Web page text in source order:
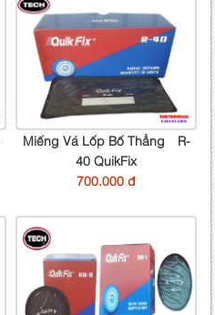
Miếng Vá Lốp Bố Thẳng R-
40 QuikFix
700.000 đ